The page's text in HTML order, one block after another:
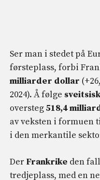
Ser man i stedet på
førsteplass, forbi
milliarder dollar
2024). Å følge sveitsisk
oversteg518,4
av veksten i formuen
i den merkantile
Der Frankrike den
tredjeplass, med en